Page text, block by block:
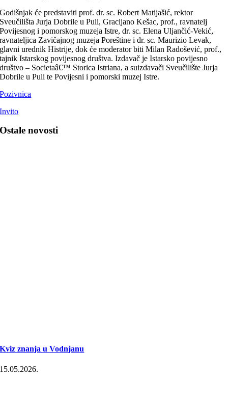
Godišnjak će predstaviti prof. dr. sc. Robert Matijašić, rektor
Sveučilišta Jurja Dobrile u Puli, Gracijano Kešac, prof., ravnatelj
Povijesnog i pomorskog muzeja Istre, dr. sc. Elena Uljančić-Vekić,
ravnateljica Zavičajnog muzeja Poreštine i dr. sc. Maurizio Levak,
glavni urednik Histrije, dok će moderator biti Milan Radošević, prof.,
tajnik Istarskog povijesnog društva. Izdavač je Istarsko povijesno
društvo – Societaâ€™ Storica Istriana, a suizdavači Sveučilište Jurja
Dobrile u Puli te Povijesni i pomorski muzej Istre.
Pozivnica
Invito
Ostale novosti
Kviz znanja u Vodnjanu
15.05.2026.